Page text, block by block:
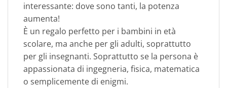
interessante: dove sono tanti, la potenza
aumenta!
È un regalo perfetto per i bambini in età
scolare, ma anche per gli adulti, soprattutto
per gli insegnanti. Soprattutto se la persona è
appassionata di ingegneria, fisica, matematica
o semplicemente di enigmi.